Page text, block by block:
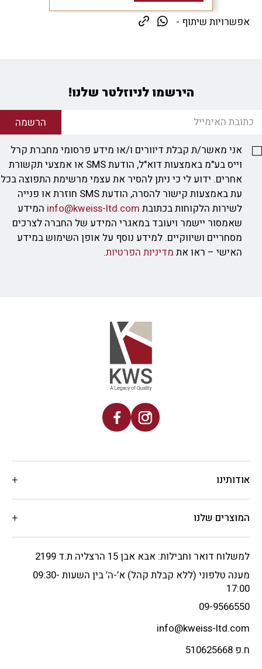
אפשרויות שיתוף -
הירשמו לניוזלטר שלנו!
הרשמה
אני מאשר/ת קבלת דיוורים ו/או מידע פרסומי מחברת קרל
וייס בע"מ באמצעות דוא"ל, הודעת SMS או אמצעי תקשורת
אחרים. ידוע לי כי ניתן להסיר את עצמי מרשימת התפוצה בכל
עת באמצעות קישור להסרה, הודעת SMS חוזרת או פנייה
לשירות הלקוחות בכתובת info@kweiss-ltd.com המידע
שאמסור יישמר ויעובד במאגרי המידע של החברה לצרכים
מסחריים ושיווקיים. למידע נוסף על אופן השימוש במידע
האישי – ראו את מדיניות הפרטיות.
אודותינו
המוצרים שלנו
למשלוח דואר וחבילות: אבא אבן 15 הרצליה ת.ד 2199
מענה טלפוני (ללא קבלת קהל) א’-ה’ בין השעות 09:30-
17:00
09-9566550
info@kweiss-ltd.com
ח.פ 510625668